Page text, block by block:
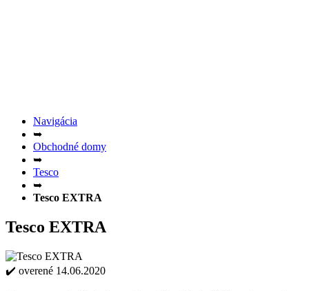
Navigácia
➥
Obchodné domy
➥
Tesco
➥
Tesco EXTRA
Tesco EXTRA
✔️ overené 14.06.2020